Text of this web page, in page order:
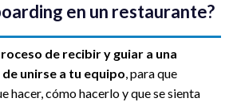
en un restaurante?
de recibir y guiar a una
unirse a tu equipo, para que
hacer, cómo hacerlo y que se sienta